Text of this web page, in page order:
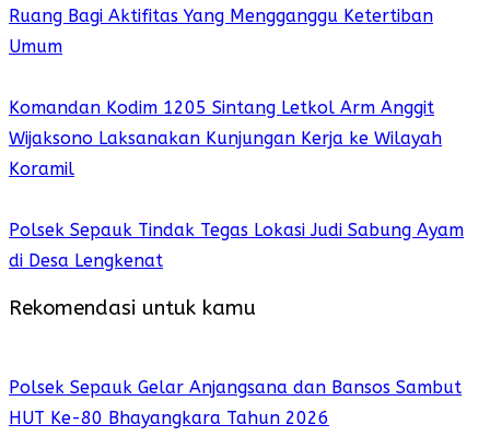
Ruang Bagi Aktifitas Yang Mengganggu Ketertiban
Umum
Komandan Kodim 1205 Sintang Letkol Arm Anggit
Wijaksono Laksanakan Kunjungan Kerja ke Wilayah
Koramil
Polsek Sepauk Tindak Tegas Lokasi Judi Sabung Ayam
di Desa Lengkenat
Rekomendasi untuk kamu
Polsek Sepauk Gelar Anjangsana dan Bansos Sambut
HUT Ke-80 Bhayangkara Tahun 2026